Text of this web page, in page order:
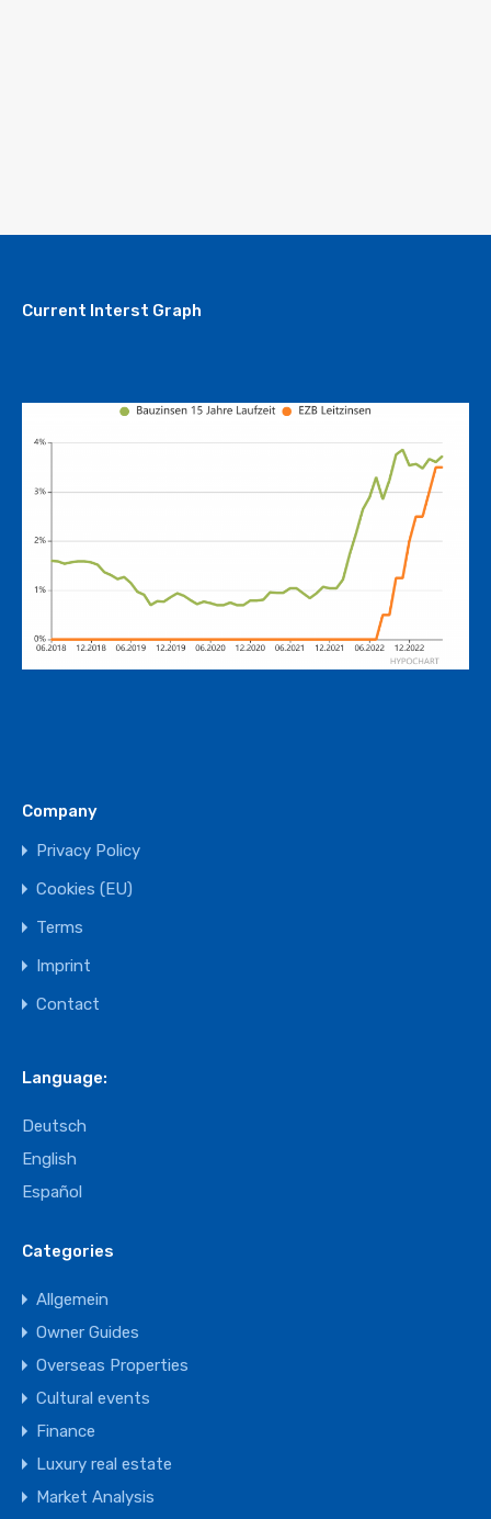
Current Interst Graph
Company
Privacy Policy
Cookies (EU)
Terms
Imprint
Contact
Language:
Deutsch
English
Español
Categories
Allgemein
Owner Guides
Overseas Properties
Cultural events
Finance
Luxury real estate
Market Analysis